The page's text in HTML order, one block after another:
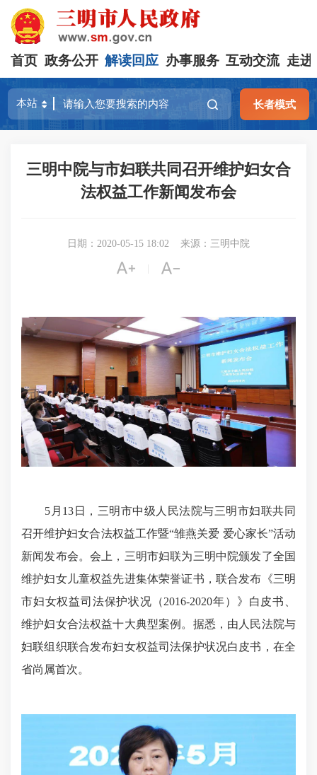
首页 政务公开 解读回应 办事服务 互动交流 走进
长者模式
三明中院与市妇联共同召开维护妇女合
法权益工作新闻发布会
日期：2020-05-15 18:02 来源：三明中院
 
5月13日，三明市中级人民法院与三明市妇联共同
召开维护妇女合法权益工作暨“雏燕关爱 爱心家长”活动
新闻发布会。会上，三明市妇联为三明中院颁发了全国
维护妇女儿童权益先进集体荣誉证书，联合发布《三明
市妇女权益司法保护状况（2016-2020年）》白皮书、
维护妇女合法权益十大典型案例。据悉，由人民法院与
妇联组织联合发布妇女权益司法保护状况白皮书，在全
省尚属首次。